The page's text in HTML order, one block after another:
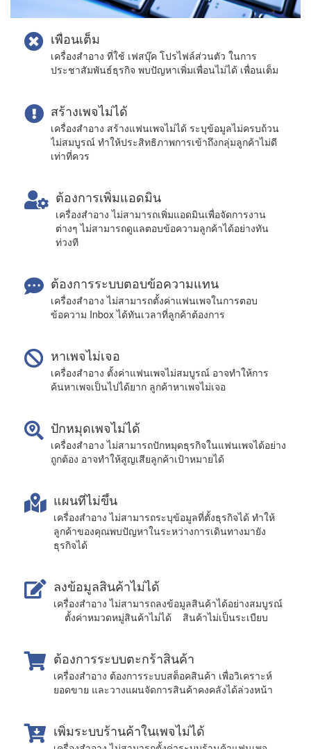
เพื่อนเต็ม
เครื่องสำอาง ที่ใช้ เฟสบุ๊ค โปรไฟล์ส่วนตัว ในการ
ประชาสัมพันธ์ธุรกิจ พบปัญหาเพิ่มเพื่อนไม่ได้ เพื่อนเต็ม
สร้างเพจไม่ได้
เครื่องสำอาง สร้างแฟนเพจไม่ได้ ระบุข้อมูลไม่ครบถ้วน
ไม่สมบูรณ์ ทำให้ประสิทธิภาพการเข้าถึงกลุ่มลูกค้าไม่ดี
เท่าที่ควร
ต้องการเพิ่มแอดมิน
เครื่องสำอาง ไม่สามารถเพิ่มแอดมินเพื่อจัดการงาน
ต่างๆ ไม่สามารถดูแลตอบข้อความลูกค้าได้อย่างทัน
ท่วงที
ต้องการระบบตอบข้อความแทน
เครื่องสำอาง ไม่สามารถตั้งค่าแฟนเพจในการตอบ
ข้อความ Inbox ได้ทันเวลาที่ลูกค้าต้องการ
หาเพจไม่เจอ
เครื่องสำอาง ตั้งค่าแฟนเพจไม่สมบูรณ์ อาจทำให้การ
ค้นหาเพจเป็นไปได้ยาก ลูกค้าหาเพจไม่เจอ
ปักหมุดเพจไม่ได้
เครื่องสำอาง ไม่สามารถปักหมุดธุรกิจในแฟนเพจได้อย่าง
ถูกต้อง อาจทำให้สูญเสียลูกค้าเป้าหมายได้
แผนที่ไม่ขึ้น
เครื่องสำอาง ไม่สามารถระบุข้อมูลที่ตั้งธุรกิจได้ ทำให้
ลูกค้าของคุณพบปัญหาในระหว่างการเดินทางมายัง
ธุรกิจได้
ลงข้อมูลสินค้าไม่ได้
เครื่องสำอาง ไม่สามารถลงข้อมูลสินค้าได้อย่างสมบูรณ์
ตั้งค่าหมวดหมู่สินค้าไม่ได้ สินค้าไม่เป็นระเบียบ
ต้องการระบบตะกร้าสินค้า
เครื่องสำอาง ต้องการระบบสต็อคสินค้า เพื่อวิเคราะห์
ยอดขาย และวางแผนจัดการสินค้าคงคลังได้ล่วงหน้า
เพิ่มระบบร้านค้าในเพจไม่ได้